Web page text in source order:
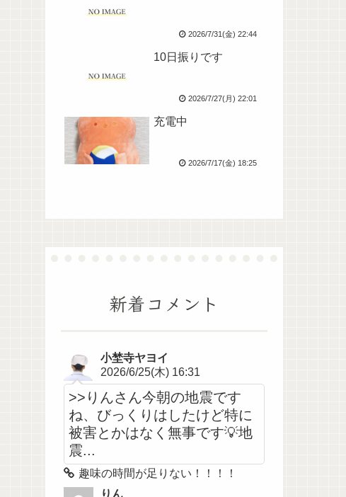
2026/7/31(金) 22:44
10日振りです
2026/7/27(月) 22:01
充電中
2026/7/17(金) 18:25
新着コメント
小埜寺ヤヨイ
2026/6/25(木) 16:31
>>りんさん今朝の地震です
ね、びっくりはしたけど特に
被害とかはなく無事です💡地
震...
趣味の時間が足りない！！！！
りん